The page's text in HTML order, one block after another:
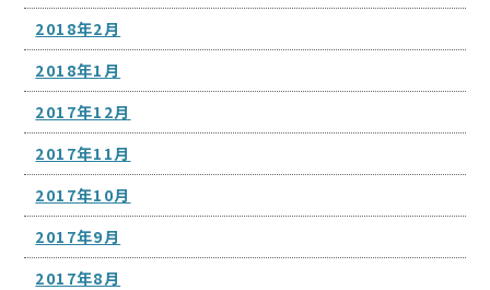
2018年2月
2018年1月
2017年12月
2017年11月
2017年10月
2017年9月
2017年8月